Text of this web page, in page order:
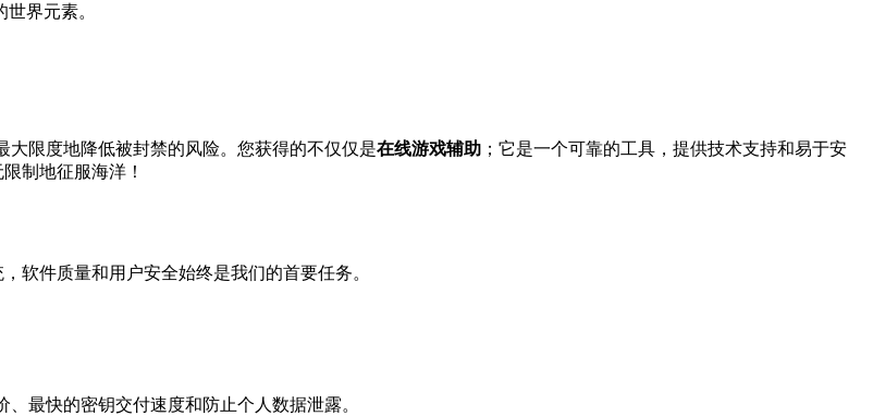
界元素。
限度地降低被封禁的风险。您获得的不仅仅是在线游戏辅助 ；它是一个可靠的工具，提供技术支持和易于安
制地征服海洋！
软件质量和用户安全始终是我们的首要任务。
最快的密钥交付速度和防止个人数据泄露。